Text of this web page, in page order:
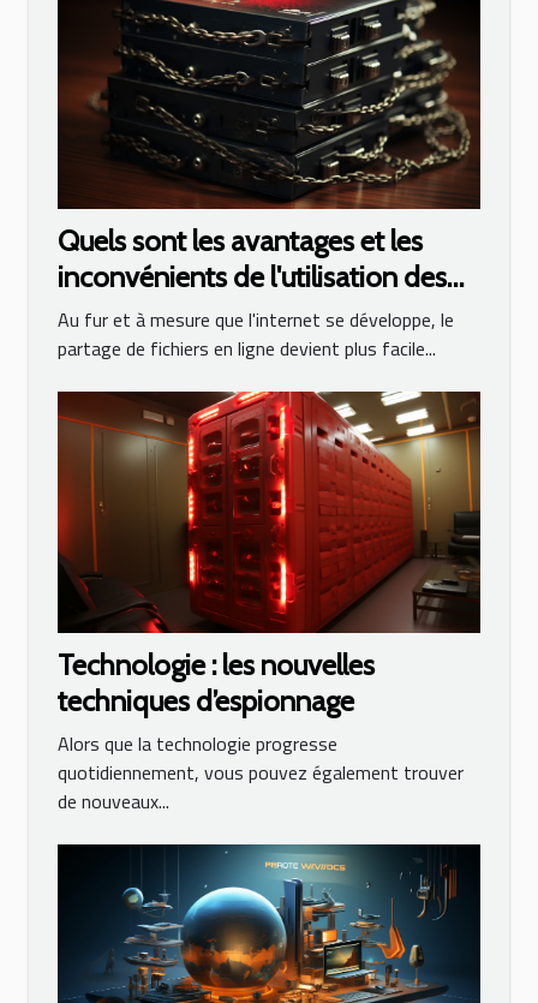
Quels sont les avantages et les
inconvénients de l'utilisation des
torrents ?
Au fur et à mesure que l'internet se développe, le
partage de fichiers en ligne devient plus facile...
Technologie : les nouvelles
techniques d’espionnage
Alors que la technologie progresse
quotidiennement, vous pouvez également trouver
de nouveaux...